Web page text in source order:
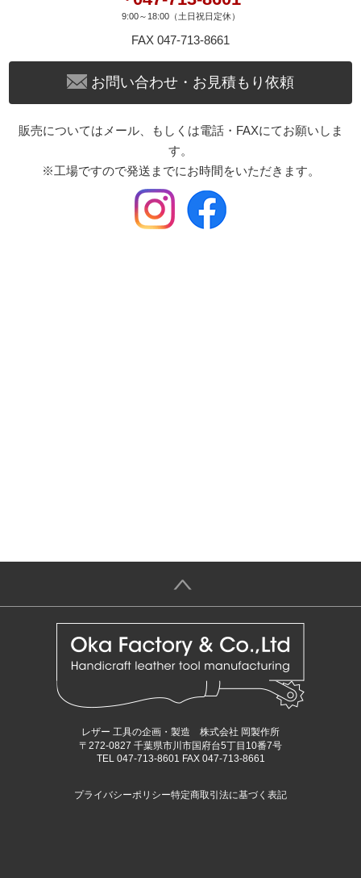
9:00～18:00（土日祝日定休）
FAX 047-713-8661
お問い合わせ・お見積もり依頼
販売についてはメール、もしくは電話・FAXにてお願いしま
す。
※工場ですので発送までにお時間をいただきます。
＞
レザー 工具の企画・製造 株式会社 岡製作所
〒272-0827 千葉県市川市国府台5丁目10番7号
TEL 047-713-8601 FAX 047-713-8661
プライバシーポリシー特定商取引法に基づく表記